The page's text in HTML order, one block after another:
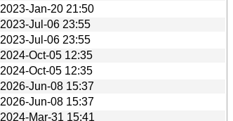
2023-Jan-20 21:50
2023-Jul-06 23:55
2023-Jul-06 23:55
2024-Oct-05 12:35
2024-Oct-05 12:35
2026-Jun-08 15:37
2026-Jun-08 15:37
2024-Mar-31 15:41